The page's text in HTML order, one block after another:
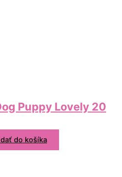
Puppy Lovely 20
do košíka